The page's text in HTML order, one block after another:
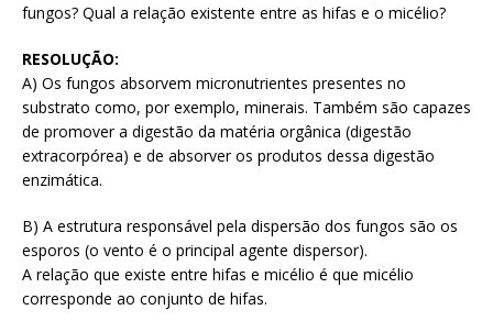
fungos? Qual a relação existente entre as hifas e o micélio?
RESOLUÇÃO:
A) Os fungos absorvem micronutrientes presentes no
substrato como, por exemplo, minerais. Também são capazes
de promover a digestão da matéria orgânica (digestão
extracorpórea) e de absorver os produtos dessa digestão
enzimática.
B) A estrutura responsável pela dispersão dos fungos são os
esporos (o vento é o principal agente dispersor).
A relação que existe entre hifas e micélio é que micélio
corresponde ao conjunto de hifas.